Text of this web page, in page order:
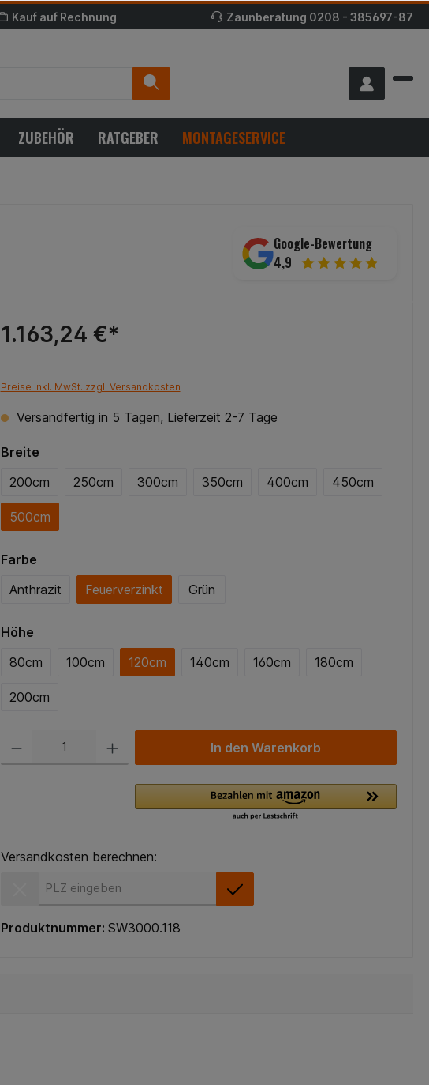
Kauf auf Rechnung Zaunberatung 0208 - 385697-87
ZUBEHÖR RATGEBER MONTAGESERVICE
Google-Bewertung
4,9
1.163,24 €*
Preise inkl. MwSt. zzgl. Versandkosten
Versandfertig in 5 Tagen, Lieferzeit 2-7 Tage
Breite
200cm
250cm 300cm 350cm 400cm 450cm
500cm
Farbe
Anthrazit
Feuerverzinkt Grün
Höhe
80cm
100cm 120cm 140cm 160cm 180cm
200cm
In den Warenkorb
Versandkosten berechnen:
Versandkosten berechnen:
Produktnummer: SW3000.118